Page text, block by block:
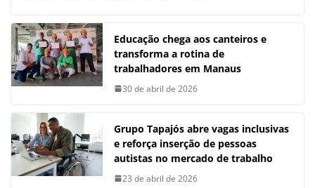
Educação chega aos canteiros e
transforma a rotina de
trabalhadores em Manaus
30 de abril de 2026
Grupo Tapajós abre vagas inclusivas
e reforça inserção de pessoas
autistas no mercado de trabalho
23 de abril de 2026